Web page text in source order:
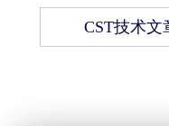
CST技术文